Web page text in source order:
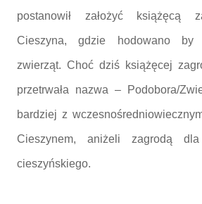
postanowił założyć książęcą
Cieszyna, gdzie hodowano by
zwierząt. Choć dziś książęcej
przetrwała nazwa – Podobora/
bardziej z
Cieszynem, aniżeli zagrodą
cieszyńskiego.